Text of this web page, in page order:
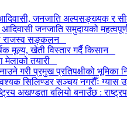
जनजाति अल्पसङ्ख्यक र
जनजाति समुदायको महत्वपूर्ण
राजस्व सङ्कलन
मूल्य, खेती विस्तार गर्दै किसान
मेलाको तयारी
गरी प्रमुख प्रतिपक्षीको भूमिका
सिलिण्डर सञ्चय नगरौँः ग्यास
अखण्डता बलियो बनाउँछ :